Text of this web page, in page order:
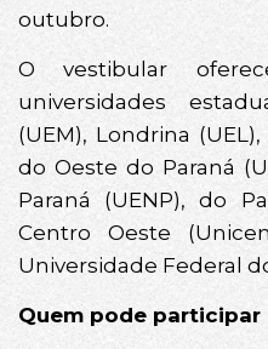
outubro.
O vestibular
universidades
(UEM), Londrina
do Oeste do Paraná
Paraná (UENP), do
Centro Oeste
Universidade Federal
Quem pode participar